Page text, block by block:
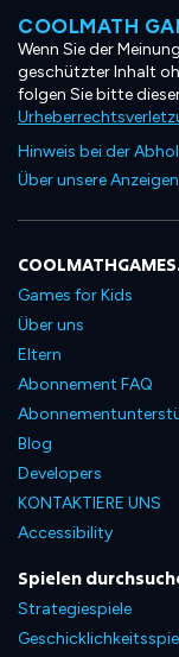
COOLMATH
Wenn Sie der
geschützter Inhalt
folgen Sie bitte
Hinweis bei der
Über unsere Anzeigen
Games for Kids
Über uns
Eltern
Abonnement FAQ
Blog
Developers
KONTAKTIERE UNS
Accessibility
Spielen
Strategiespiele